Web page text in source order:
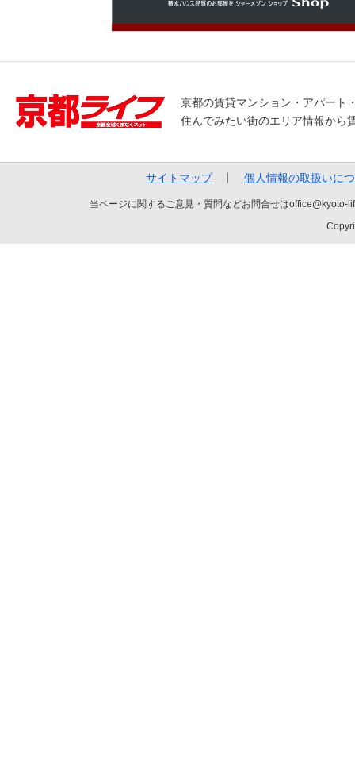
京都の賃貸マンション・アパート
住んでみたい街のエリア情報から
サイトマップ 個人情報の取扱いに
当ページに関するご意見・質問などお問合せは